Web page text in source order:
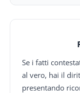
Se i fatti
al vero, hai il
presentando